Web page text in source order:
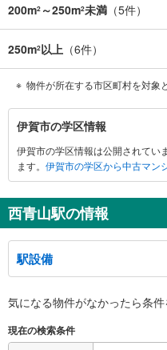
200m2 ～250m2未満 （5件）
250m2以上 （6件）
物件が所在する市区町村を対象
伊
賀
市
に
す
る
情
報
伊賀市の学区情報
伊賀市の学区情報は公開されてい
ます。 伊賀市の学区から中古マン
西青山駅の情報
駅設備
※段差なしでの移動経路
地上⇔改札⇔ホーム：×
気になる物件がなかったら条件
現在の検索条件